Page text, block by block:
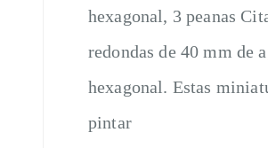
hexagonal, 3 peanas
redondas de 40 mm de
hexagonal. Estas
pintar